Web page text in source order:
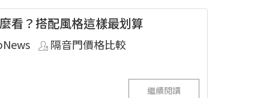
看？搭配風格這樣最划算
隔音門價格比較
繼續閱讀